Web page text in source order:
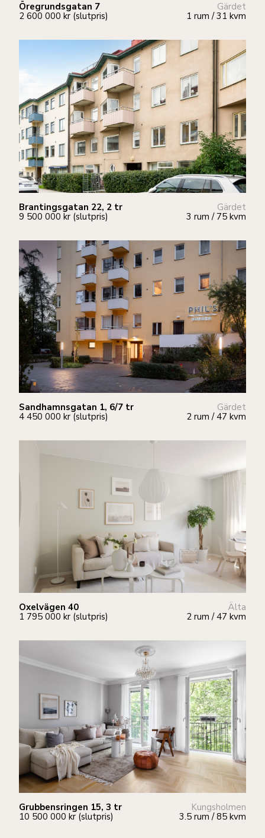
Öregrundsgatan 7
2 600 000 kr (slutpris)
Gärdet
1 rum / 31 kvm
Brantingsgatan 22, 2 tr
9 500 000 kr (slutpris)
Gärdet
3 rum / 75 kvm
Sandhamnsgatan 1, 6/7 tr
4 450 000 kr (slutpris)
Gärdet
2 rum / 47 kvm
Oxelvägen 40
1 795 000 kr (slutpris)
Älta
2 rum / 47 kvm
Grubbensringen 15, 3 tr
10 500 000 kr (slutpris)
Kungsholmen
3.5 rum / 85 kvm